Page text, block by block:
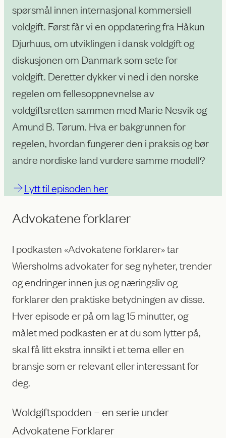
spørsmål innen internasjonal kommersiell
voldgift. Først får vi en oppdatering fra Håkun
Djurhuus, om utviklingen i dansk voldgift og
diskusjonen om Danmark som sete for
voldgift. Deretter dykker vi ned i den norske
regelen om fellesoppnevnelse av
voldgiftsretten sammen med Marie Nesvik og
Amund B. Tørum. Hva er bakgrunnen for
regelen, hvordan fungerer den i praksis og bør
andre nordiske land vurdere samme modell?
Lytt til episoden her
Advokatene forklarer
I podkasten «Advokatene forklarer» tar
Wiersholms advokater for seg nyheter, trender
og endringer innen jus og næringsliv og
forklarer den praktiske betydningen av disse.
Hver episode er på om lag 15 minutter, og
målet med podkasten er at du som lytter på,
skal få litt ekstra innsikt i et tema eller en
bransje som er relevant eller interessant for
deg.
Woldgiftspodden – en serie under
Advokatene Forklarer